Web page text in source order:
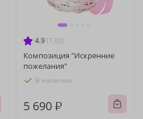
4.9 (130)
Композиция "Искренние
пожелания"
В наличии
5 690 ₽